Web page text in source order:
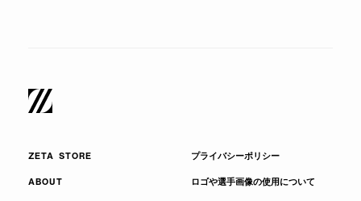
ZETA STORE
ABOUT
プライバシーポリシー
ロゴや選手画像の使用について